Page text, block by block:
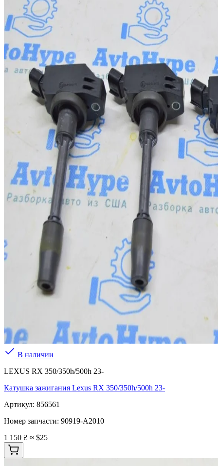
В наличии
LEXUS RX 350/350h/500h 23-
Катушка зажигания Lexus RX 350/350h/500h 23-
Артикул: 856561
Номер запчасти: 90919-A2010
1 150 ₴ ≈ $25